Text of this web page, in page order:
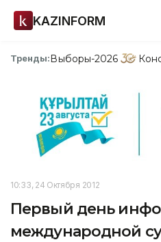
KAZINFORM
Тренды:Выборы-2026
10:33, 24 Октября 2012
Первый день
международной